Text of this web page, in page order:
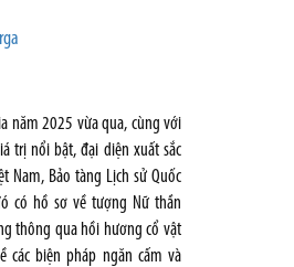
năm 2025 vừa qua, cùng với
trị nổi bật, đại diện xuất sắc
Nam, Bảo tàng Lịch sử Quốc
có hồ sơ về tượng Nữ thần
thông qua hồi hương cổ vật
các biện pháp ngăn cấm và